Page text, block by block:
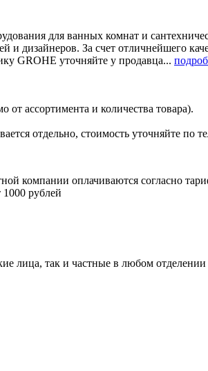
для ванных комнат и
дизайнеров. За счет отличнейшего
GROHE уточняйте у продавца...
ассортимента и количества товара).
отдельно, стоимость уточняйте по
компании оплачиваются согласно
рублей
лица, так и частные в любом